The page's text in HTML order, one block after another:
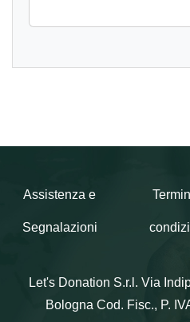
Assistenza e
Segnalazioni
Let's Donation S.r.l. Via
Bologna Cod. Fisc., P.